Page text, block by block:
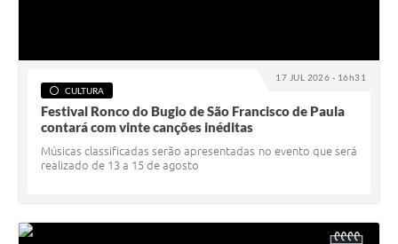
17 JUL 2026 - 16h31
CULTURA
Festival Ronco do Bugio de São Francisco de Paula
contará com vinte canções inéditas
Músicas classificadas serão apresentadas no evento que será
realizado de 13 a 15 de agosto